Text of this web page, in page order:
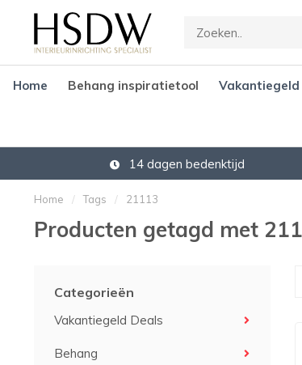
Home Behang inspiratietool Vakantiegeld
14 dagen bedenktijd
Home / Tags / 21113
Producten getagd met
Categorieën
Vakantiegeld Deals
Behang